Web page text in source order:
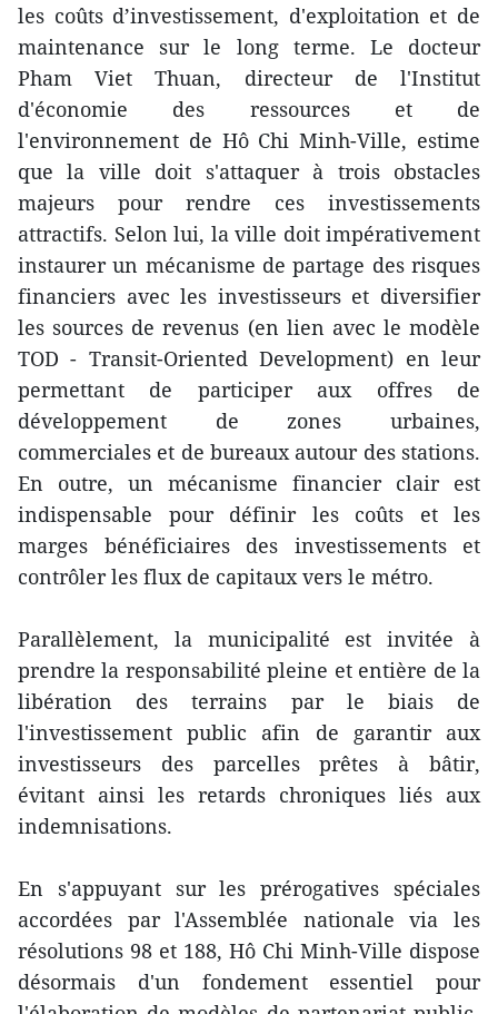
les coûts d’investissement, d'exploitation et de
maintenance sur le long terme. Le docteur
Pham Viet Thuan, directeur de l'Institut
d'économie des ressources et de
l'environnement de Hô Chi Minh-Ville, estime
que la ville doit s'attaquer à trois obstacles
majeurs pour rendre ces investissements
attractifs. Selon lui, la ville doit impérativement
instaurer un mécanisme de partage des risques
financiers avec les investisseurs et diversifier
les sources de revenus (en lien avec le modèle
TOD - Transit-Oriented Development) en leur
permettant de participer aux offres de
développement de zones urbaines,
commerciales et de bureaux autour des stations.
En outre, un mécanisme financier clair est
indispensable pour définir les coûts et les
marges bénéficiaires des investissements et
contrôler les flux de capitaux vers le métro.
Parallèlement, la municipalité est invitée à
prendre la responsabilité pleine et entière de la
libération des terrains par le biais de
l'investissement public afin de garantir aux
investisseurs des parcelles prêtes à bâtir,
évitant ainsi les retards chroniques liés aux
indemnisations.
En s'appuyant sur les prérogatives spéciales
accordées par l'Assemblée nationale via les
résolutions 98 et 188, Hô Chi Minh-Ville dispose
désormais d'un fondement essentiel pour